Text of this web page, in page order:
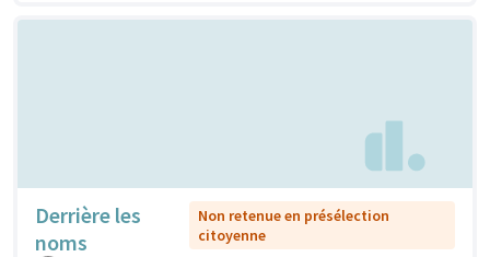
Derrière les
noms
Non retenue en présélection
citoyenne